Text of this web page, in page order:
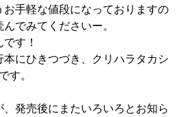
お手軽な値段になっておりますの
でみてくださいー。
す！
にひきつづき、クリハラタカシ
す。
発売後にまたいろいろとお知ら